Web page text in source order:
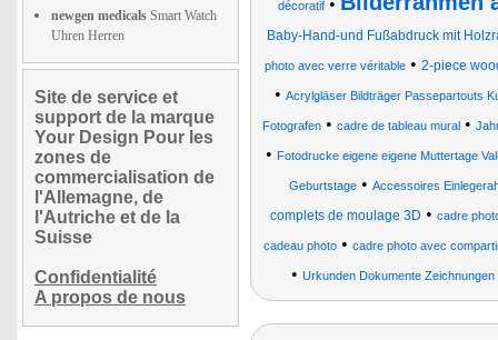
newgen medicals Smart Watch
Uhren Herren
Site de service et
support de la marque
Your Design Pour les
zones de
commercialisation de
l'Allemagne, de
l'Autriche et de la
Suisse
Confidentialité
A propos de nous
décoratif•
Baby-Hand-und Fußabdruck mit
photo avec verre véritable • 2-piece
• Acrylgläser Bildträger Passepartouts
Fotografen • cadre de tableau mural •
• Fotodrucke eigene eigene Muttertage
Geburtstage• Accessoires
complets de moulage 3D • cadre
cadeau photo• cadre photo avec
• Urkunden Dokumente